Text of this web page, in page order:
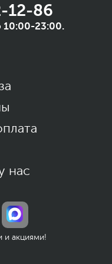
12-86
10:00-23:00.
нас
и акциями!